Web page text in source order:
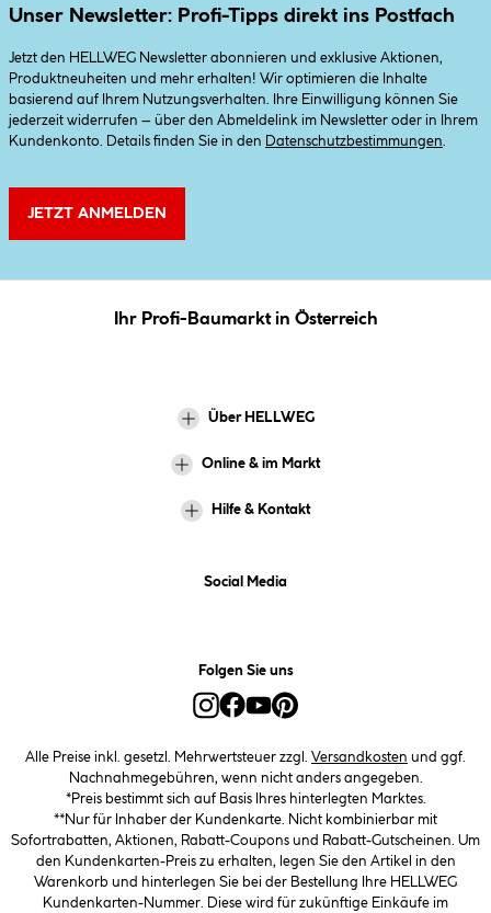
Unser Newsletter: Profi-Tipps direkt ins Postfach
Jetzt den HELLWEG Newsletter abonnieren und exklusive Aktionen,
Produktneuheiten und mehr erhalten! Wir optimieren die Inhalte
basierend auf Ihrem Nutzungsverhalten. Ihre Einwilligung können Sie
jederzeit widerrufen – über den Abmeldelink im Newsletter oder in Ihrem
Kundenkonto. Details finden Sie in den
Datenschutzbestimmungen
JETZT ANMELDEN
Ihr Profi-Baumarkt in Österreich
Über HELLWEG
Online & im Markt
Hilfe & Kontakt
Social Media
Folgen Sie uns
Alle Preise inkl. gesetzl. Mehrwertsteuer zzgl. Versandkosten und ggf.
Nachnahmegebühren, wenn nicht anders angegeben.
*Preis bestimmt sich auf Basis Ihres hinterlegten Marktes.
**Nur für Inhaber der Kundenkarte. Nicht kombinierbar mit
Sofortrabatten, Aktionen, Rabatt-Coupons und Rabatt-Gutscheinen. Um
den Kundenkarten-Preis zu erhalten, legen Sie den Artikel in den
Warenkorb und hinterlegen Sie bei der Bestellung Ihre HELLWEG
Kundenkarten-Nummer. Diese wird für zukünftige Einkäufe im